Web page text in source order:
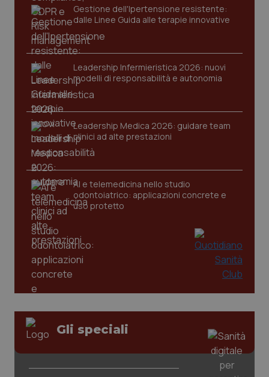
Gestione dell'Ipertensione resistente:
dalle Linee Guida alle terapie innovative
Leadership Infermieristica 2026: nuovi
modelli di responsabilità e autonomia
Leadership Medica 2026: guidare team
clinici ad alte prestazioni
AI e telemedicina nello studio
odontoiatrico: applicazioni concrete e
uso protetto
Gli speciali
CookieScriptConsent
tracking-sites-ironfish-
www.quotidianosanita.it